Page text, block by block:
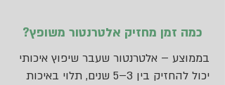
כמה זמן מחזיק אלטרנטור משופץ?
בממוצע – אלטרנטור שעבר שיפוץ איכותי
יכול להחזיק בין 3–5 שנים, תלוי באיכות